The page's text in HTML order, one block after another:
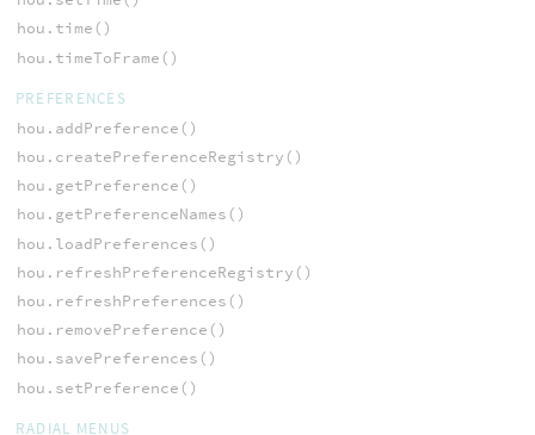
hou.time()
hou.timeToFrame()
PREFERENCES
hou.addPreference()
hou.createPreferenceRegistry()
hou.getPreference()
hou.getPreferenceNames()
hou.loadPreferences()
hou.refreshPreferenceRegistry()
hou.refreshPreferences()
hou.removePreference()
hou.savePreferences()
hou.setPreference()
RADIAL MENUS